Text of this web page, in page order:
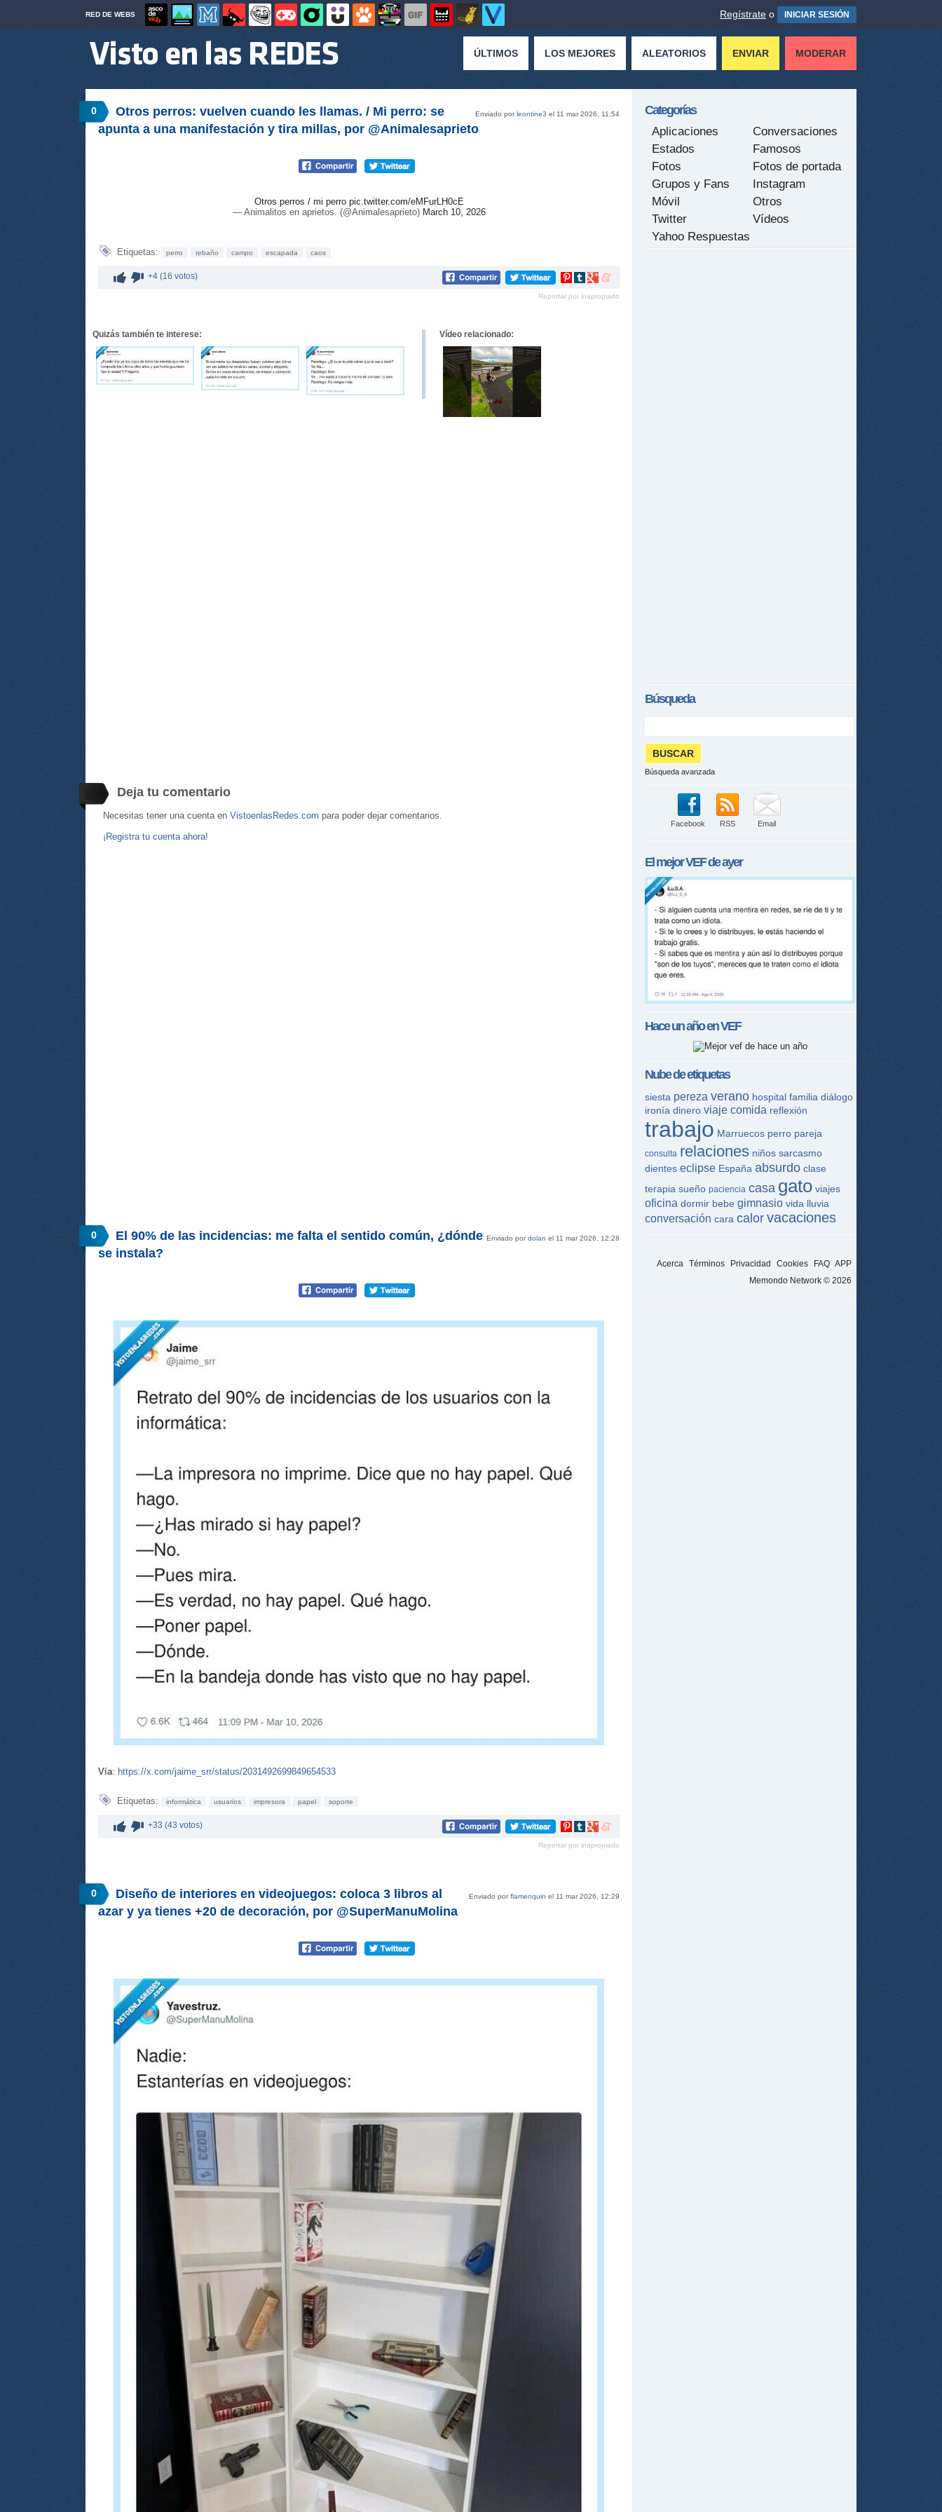
RED DE WEBS Regístrate o INICIAR SESIÓN
ÚLTIMOS LOS MEJORES ALEATORIOS ENVIAR MODERAR
0 Enviado porleontine3 el 11 mar 2026, 11:54
Otros perros: vuelven cuando les llamas. / Mi perro: se
apunta a una manifestación y tira millas, por @Animalesaprieto
Otros perros / mi perro pic.twitter.com/eMFurLH0cE
— Animalitos en aprietos. (@Animalesaprieto) March 10, 2026
Etiquetas: perro rebaño campo escapada caos
+4 (16 votos)
Compartir
Pinterest
Compartir
tumblr
Compartir
Google+
Compartir
meneame
Reportar por inapropiado
Quizás también te interese: Vídeo relacionado:
Deja tu comentario
Necesitas tener una cuenta en VistoenlasRedes.com para poder dejar comentarios.
¡Registra tu cuenta ahora!
0 Enviado pordolan el 11 mar 2026, 12:28
El 90% de las incidencias: me falta el sentido común, ¿dónde
se instala?
Vía: https://x.com/jaime_srr/status/2031492699849654533
Etiquetas: informática usuarios impresora papel soporte
+33 (43 votos)
Compartir
Pinterest
Compartir
tumblr
Compartir
Google+
Compartir
meneame
Reportar por inapropiado
0 Enviado porflamenquin el 11 mar 2026, 12:29
Diseño de interiores en videojuegos: coloca 3 libros al
azar y ya tienes +20 de decoración, por @SuperManuMolina
Categorías
Aplicaciones
Conversaciones
Estados
Famosos
Fotos
Fotos de portada
Grupos y Fans
Instagram
Móvil
Otros
Twitter
Vídeos
Yahoo Respuestas
Búsqueda
Búsqueda avanzada
Facebook RSS Email
El mejorVEFde ayer
Hace un año enVEF
Nube de etiquetas
siesta pereza verano hospital familia diálogo
ironía dinero viaje comida reflexión
trabajo Marruecos perro pareja
consulta relaciones niños sarcasmo
dientes eclipse España absurdo clase
terapia sueño paciencia casa gato viajes
oficina dormir bebe gimnasio vida lluvia
conversación cara calor vacaciones
Acerca Términos Privacidad Cookies FAQ APP
Memondo Network © 2026